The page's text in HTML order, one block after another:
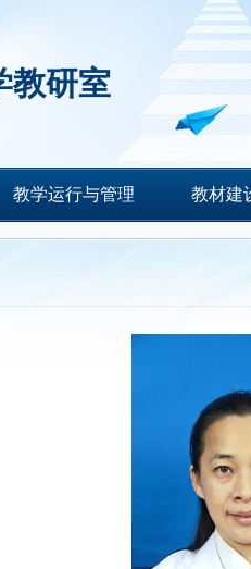
教研室
教学运行与管理 教材建